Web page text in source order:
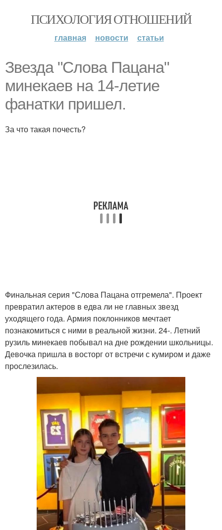
ПСИХОЛОГИЯ ОТНОШЕНИЙ
главная новости статьи
Звезда "Слова Пацана"
минекаев на 14-летие
фанатки пришел.
За что такая почесть?
Финальная серия "Слова Пацана отгремела". Проект
превратил актеров в едва ли не главных звезд
уходящего года. Армия поклонников мечтает
познакомиться с ними в реальной жизни. 24-. Летний
рузиль минекаев побывал на дне рождении школьницы.
Девочка пришла в восторг от встречи с кумиром и даже
прослезилась.